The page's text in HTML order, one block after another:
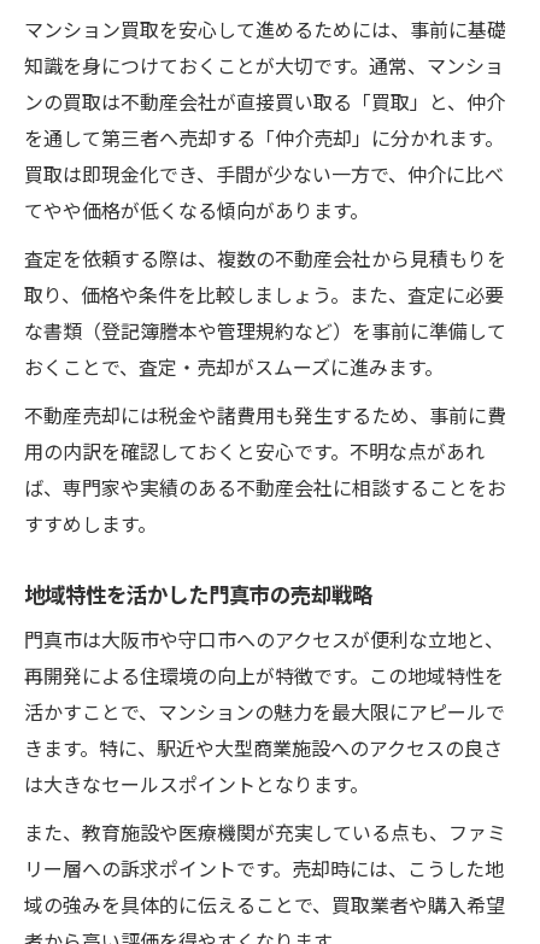
信頼できる買取業者とのコミュニケーショ
マンション買取を安心して進めるためには、事前に基礎
知識を身につけておくことが大切です。通常、マンショ
ンの買取は不動産会社が直接買い取る「買取」と、仲介
を通して第三者へ売却する「仲介売却」に分かれます。
買取は即現金化でき、手間が少ない一方で、仲介に比べ
てやや価格が低くなる傾向があります。
査定を依頼する際は、複数の不動産会社から見積もりを
取り、価格や条件を比較しましょう。また、査定に必要
な書類（登記簿謄本や管理規約など）を事前に準備して
おくことで、査定・売却がスムーズに進みます。
不動産売却には税金や諸費用も発生するため、事前に費
用の内訳を確認しておくと安心です。不明な点があれ
ば、専門家や実績のある不動産会社に相談することをお
すすめします。
地域特性を活かした門真市の売却戦略
門真市は大阪市や守口市へのアクセスが便利な立地と、
再開発による住環境の向上が特徴です。この地域特性を
活かすことで、マンションの魅力を最大限にアピールで
きます。特に、駅近や大型商業施設へのアクセスの良さ
は大きなセールスポイントとなります。
また、教育施設や医療機関が充実している点も、ファミ
リー層への訴求ポイントです。売却時には、こうした地
域の強みを具体的に伝えることで、買取業者や購入希望